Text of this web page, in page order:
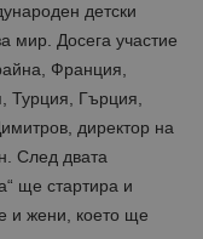
детски
мир. Досега участие
Франция,
Турция, Гърция,
директор на
След двата
ще стартира и
и жени, което ще